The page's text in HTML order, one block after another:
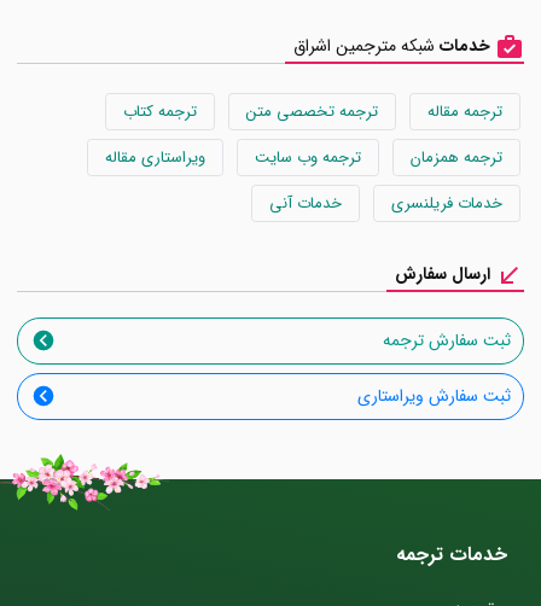
خدمات شبکه مترجمین اشراق
ترجمه مقاله ترجمه تخصصی متن
ترجمه کتاب
ترجمه همزمان
ترجمه وب سایت
ویراستاری مقاله
خدمات فریلنسری
خدمات آنی
ارسال سفارش
ثبت سفارش ترجمه
ثبت سفارش ویراستاری
خدمات ترجمه